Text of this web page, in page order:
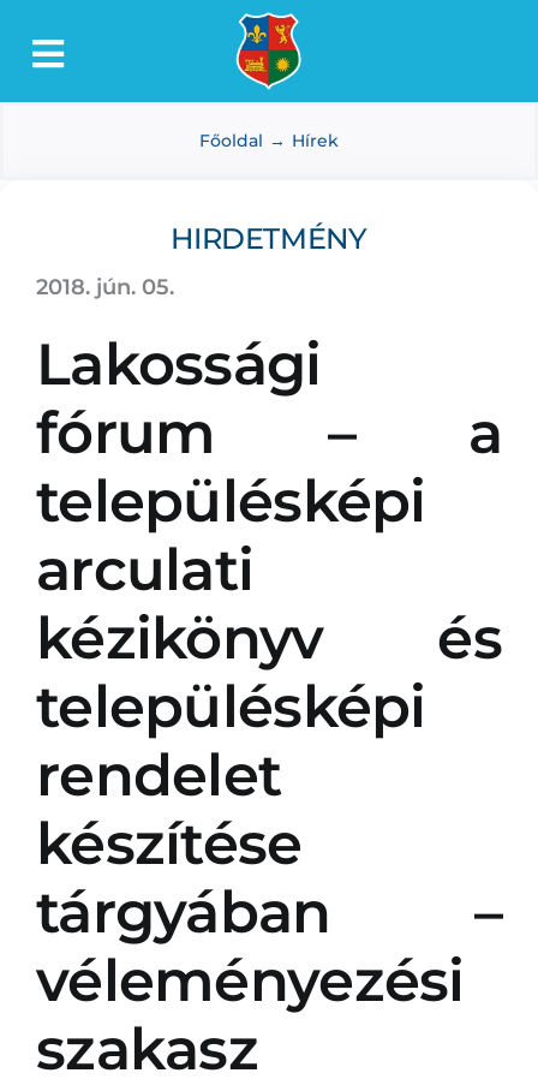
Toggle
Lőkösháza
Dokumentumtár
Média
Választás
Főoldal Hírek
HIRDETMÉNY
2018. jún. 05.
Lakossági
fórum – a
településképi
arculati
kézikönyv és
településképi
rendelet
készítése
tárgyában –
véleményezési
szakasz